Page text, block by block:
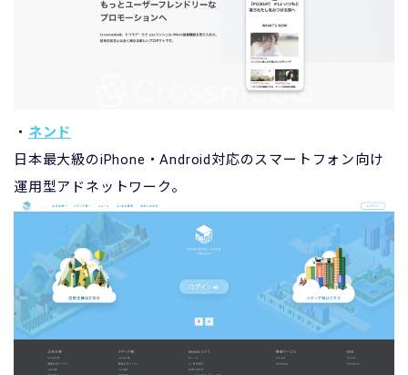
・ ネンド
日本最大級のiPhone・Android対応のスマートフォン向け
運用型アドネットワーク。